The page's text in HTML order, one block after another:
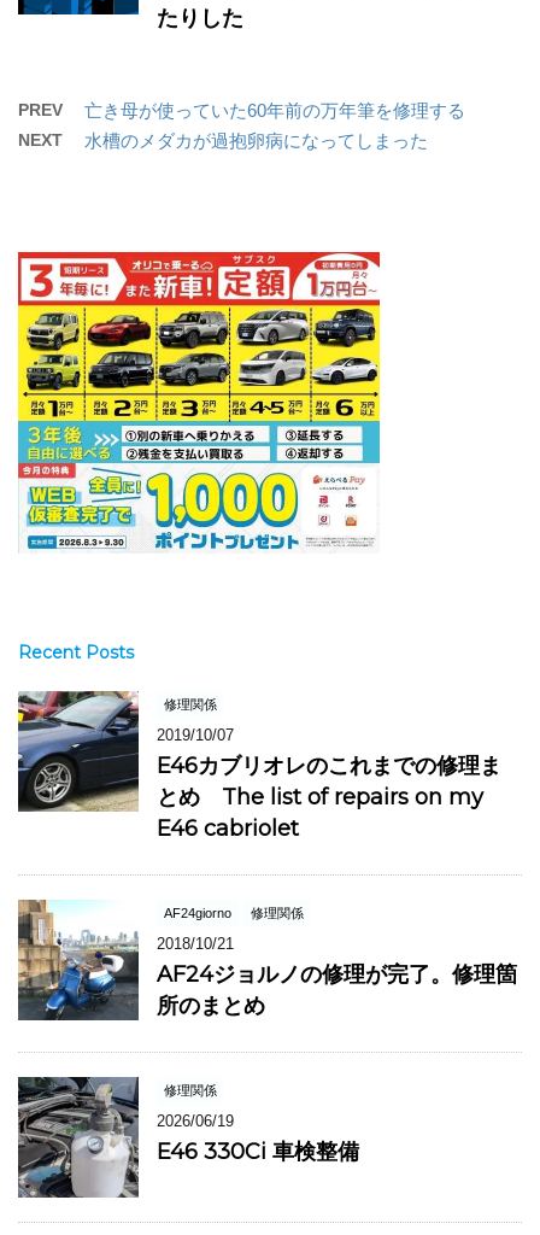
たりした
PREV 亡き母が使っていた60年前の万年筆を修理する
NEXT 水槽のメダカが過抱卵病になってしまった
Recent Posts
修理関係
2019/10/07
E46カブリオレのこれまでの修理ま
とめ The list of repairs on my
E46 cabriolet
AF24giorno 修理関係
2018/10/21
AF24ジョルノの修理が完了。修理箇
所のまとめ
修理関係
2026/06/19
E46 330Ci 車検整備